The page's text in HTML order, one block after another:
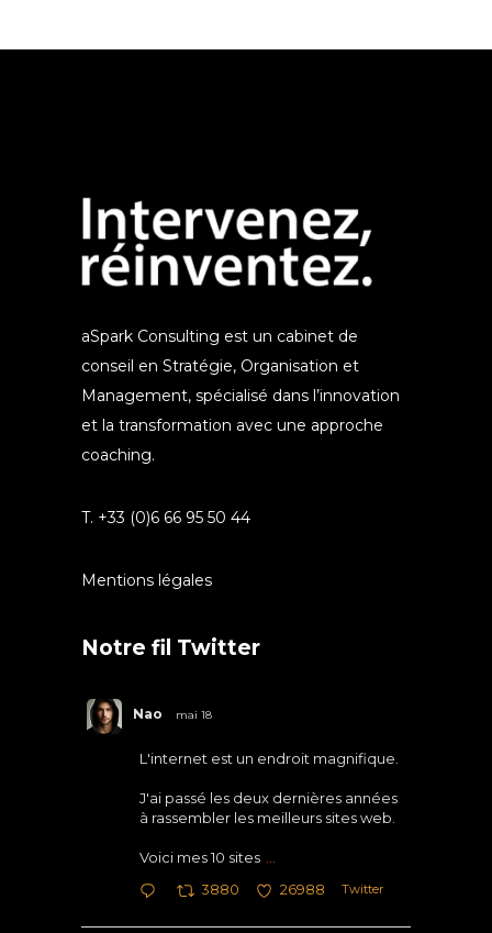
aSpark Consulting est un cabinet de
conseil en Stratégie, Organisation et
Management, spécialisé dans l’innovation
et la transformation avec une approche
coaching.
T. +33 (0)6 66 95 50 44
Mentions légales
Notre fil Twitter
Nao mai 18
L'internet est un endroit magnifique.
J'ai passé les deux dernières années
à rassembler les meilleurs sites web.
Voici mes 10 sites ...
3880 26988 Twitter